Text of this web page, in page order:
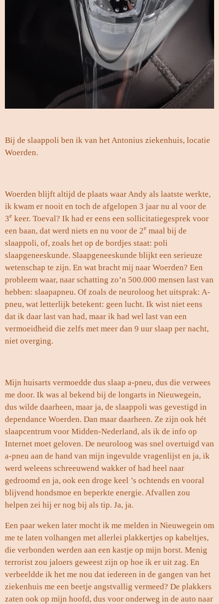
Bij de slaappoli ben ik van het Antonius ziekenhuis, locatie
Woerden.
Woerden blijft altijd de plaats waar Andy als laatste werkte,
ik kwam er nooit en toch de afgelopen 3 jaar nu al voor de
3e keer. Toeval? Ik had er eens een sollicitatiegesprek voor
een baan, dat werd niets en nu voor de 2e maal bij de
slaappoli, of, zoals het op de bordjes staat: poli
slaapgeneeskunde. Slaapgeneeskunde blijkt een serieuze
wetenschap te zijn. En wat bracht mij naar Woerden? Een
probleem waar, naar schatting zo’n 500.000 mensen last van
hebben: slaapapneu. Of zoals de neuroloog het uitsprak: A-
pneu, wat letterlijk betekent: geen lucht. Ik wist niet eens
dat ik daar last van had, maar ik had wel last van een
vermoeidheid die zelfs met meer dan 9 uur slaap per nacht,
niet overging.
Mijn huisarts vermoedde dus slaap a-pneu, dus die verwees
me door. Ik was al bekend bij de longarts in Nieuwegein,
dus wilde daarheen, maar ja, de slaappoli was gevestigd in
dependance Woerden. Dan maar daarheen. Ze zijn ook hét
slaapcentrum voor Midden-Nederland, als ik de info op
Internet moet geloven. De neuroloog was snel overtuigd van
a-pneu aan de hand van mijn ingevulde vragenlijst en ja, ik
werd weleens schreeuwend wakker of had heel naar
gedroomd en ja, ook een droge keel ’s ochtends en vooral
blijvend hondsmoe en beperkte energie. Afvallen zou
helpen zei hij er nog bij als tip. Ja, ja.
Een paar weken later mocht ik me melden in Nieuwegein om
me te laten volhangen met allerlei plakkertjes op kabeltjes,
die verbonden werden aan een kastje op mijn borst. Menig
terrorist zou jaloers geweest zijn op hoe ik er uit zag. En
verbeeldde ik het me nou dat iedereen in de gangen van het
ziekenhuis me een beetje angstvallig vermeed? De plakkers
zaten ook op mijn hoofd, dus voor onderweg in de auto naar